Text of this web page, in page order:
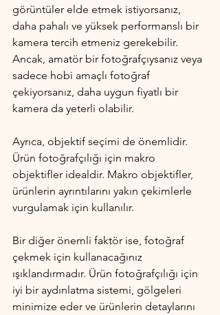
görüntüler elde etmek istiyorsanız,
daha pahalı ve yüksek performanslı bir
kamera tercih etmeniz gerekebilir.
Ancak, amatör bir fotoğrafçıysanız veya
sadece hobi amaçlı fotoğraf
çekiyorsanız, daha uygun fiyatlı bir
kamera da yeterli olabilir.
Ayrıca, objektif seçimi de önemlidir.
Ürün fotoğrafçılığı için makro
objektifler idealdir. Makro objektifler,
ürünlerin ayrıntılarını yakın çekimlerle
vurgulamak için kullanılır.
Bir diğer önemli faktör ise, fotoğraf
çekmek için kullanacağınız
ışıklandırmadır. Ürün fotoğrafçılığı için
iyi bir aydınlatma sistemi, gölgeleri
minimize eder ve ürünlerin detaylarını